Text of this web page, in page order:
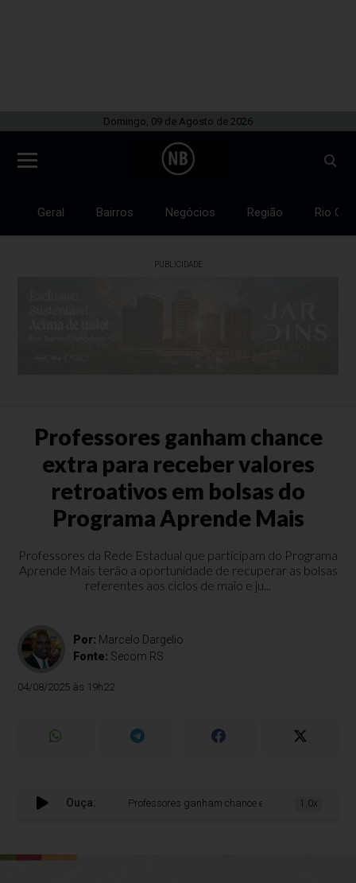
Domingo, 09 de Agosto de 2026
Geral Bairros Negócios Região Rio
PUBLICIDADE
Professores ganham chance
extra para receber valores
retroativos em bolsas do
Programa Aprende Mais
Professores da Rede Estadual que participam do Programa
Aprende Mais terão a oportunidade de recuperar as bolsas
referentes aos ciclos de maio e ju...
Por: Marcelo Dargelio
Fonte: Secom RS
04/08/2025 às 19h22
Ouça: Professores ganham chance extra para receber
1.0x